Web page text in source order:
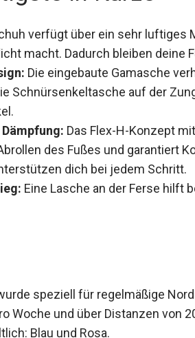
verfügt über ein sehr luftiges
macht. Dadurch bleiben deine
Die eingebaute Gamasche
Schnürsenkeltasche auf der
Das Flex-H-Konzept
des Fußes und garantiert
dich bei jedem Schritt.
Eine Lasche an der Ferse hilft
speziell für regelmäßige
Woche und über Distanzen von
Blau und Rosa.